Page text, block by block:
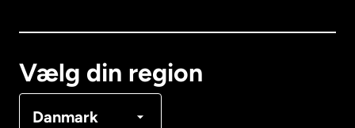
Vælg din region
Danmark